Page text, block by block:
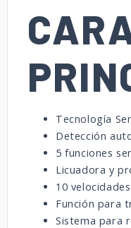
Tecnología
Detección
5 funciones
Licuadora y
10
Función para
Sistema para